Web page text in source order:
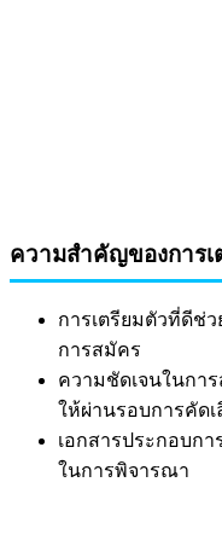
ความสำคัญของการ
การเตรียมตัวที่ดีช่
การสมัคร
ความชัดเจนในกา
ให้ผ่านรอบการคัด
เอกสารประกอบก
ในการพิจารณา